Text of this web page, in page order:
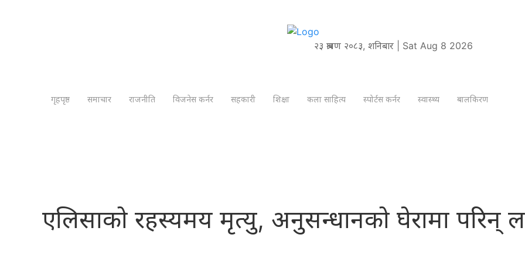
२३ श्रावण २०८३, शनिबार | Sat Aug 8 2026
गृहपृष्ठ समाचार राजनीति विजनेस कर्नर सहकारी शिक्षा कला साहित्य स्पोर्टस कर्नर स्वास्थ्य बालकिरण
एलिसाको रहस्यमय मृत्यु, अनुसन्धानको घेरामा परिन्